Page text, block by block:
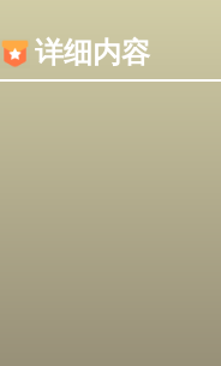
详细内容